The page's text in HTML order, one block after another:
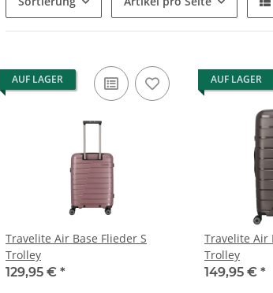
AUF LAGER
Travelite Air Base Flieder S
Trolley
129,95 € *
AUF LAGER
Travelite Air
Trolley
149,95 € *